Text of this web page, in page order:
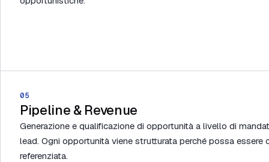
05
Pipeline & Revenue
Generazione e qualificazione di opportunità a livello di
lead. Ogni opportunità viene strutturata perché possa essere
referenziata.